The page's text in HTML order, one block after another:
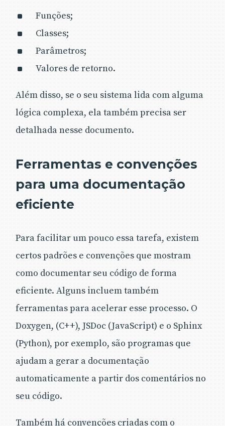
Funções;
Classes;
Parâmetros;
Valores de retorno.
Além disso, se o seu sistema lida com alguma
lógica complexa, ela também precisa ser
detalhada nesse documento.
Ferramentas e convenções
para uma documentação
eficiente
Para facilitar um pouco essa tarefa, existem
certos padrões e convenções que mostram
como documentar seu código de forma
eficiente. Alguns incluem também
ferramentas para acelerar esse processo. O
Doxygen, (C++), JSDoc (JavaScript) e o Sphinx
(Python), por exemplo, são programas que
ajudam a gerar a documentação
automaticamente a partir dos comentários no
seu código.
Também há convenções criadas com o